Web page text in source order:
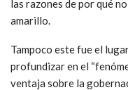
las razones de por qué
amarillo.
Tampoco este fue el
profundizar en el
ventaja sobre la